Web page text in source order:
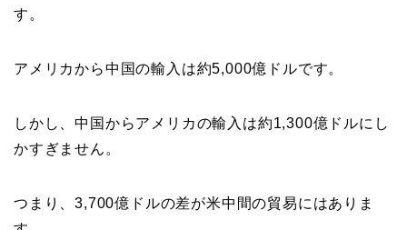
す。
アメリカから中国の輸入は約5,000億ドルです。
しかし、中国からアメリカの輸入は約1,300億ドルにし
かすぎません。
つまり、3,700億ドルの差が米中間の貿易にはありま